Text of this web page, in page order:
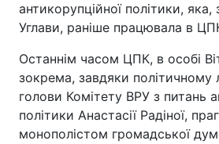
антикорупційної політики,
Углави, раніше працювала в
Останнім часом ЦПК, в особі
зокрема, завдяки політичному
голови Комітету ВРУ з питань
політики Анастасії Радіної,
монополістом громадської